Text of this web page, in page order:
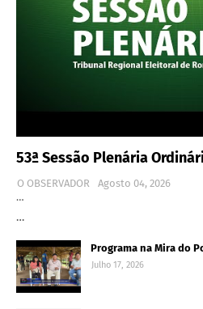
53ª Sessão Plenária
O OBSERVADOR
Agosto 04, 2026
…
…
Programa na Mira do
Julho 17, 2026